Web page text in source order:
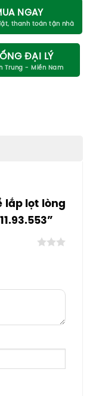
NGAY
ĐẠI LÝ
lắp lọt lòng